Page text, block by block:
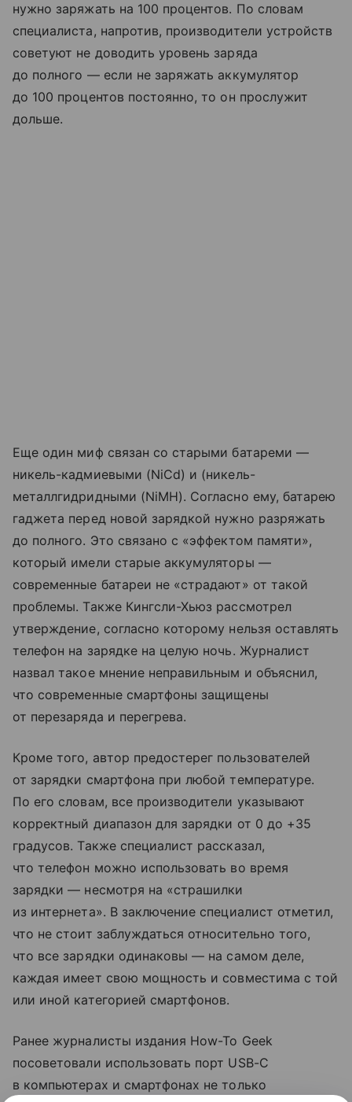
нужно заряжать на 100 процентов. По словам
специалиста, напротив, производители устройств
советуют не доводить уровень заряда
до полного — если не заряжать аккумулятор
до 100 процентов постоянно, то он прослужит
дольше.
Еще один миф связан со старыми батареми —
никель-кадмиевыми (NiCd) и (никель-
металлгидридными (NiMH). Согласно ему, батарею
гаджета перед новой зарядкой нужно разряжать
до полного. Это связано с «эффектом памяти»,
который имели старые аккумуляторы —
современные батареи не «страдают» от такой
проблемы. Также Кингсли-Хьюз рассмотрел
утверждение, согласно которому нельзя оставлять
телефон на зарядке на целую ночь. Журналист
назвал такое мнение неправильным и объяснил,
что современные смартфоны защищены
от перезаряда и перегрева.
Кроме того, автор предостерег пользователей
от зарядки смартфона при любой температуре.
По его словам, все производители указывают
корректный диапазон для зарядки от 0 до +35
градусов. Также специалист рассказал,
что телефон можно использовать во время
зарядки — несмотря на «страшилки
из интернета». В заключение специалист отметил,
что не стоит заблуждаться относительно того,
что все зарядки одинаковы — на самом деле,
каждая имеет свою мощность и совместима с той
или иной категорией смартфонов.
Ранее журналисты издания How-To Geek
посоветовали использовать порт USB-C
в компьютерах и смартфонах не только